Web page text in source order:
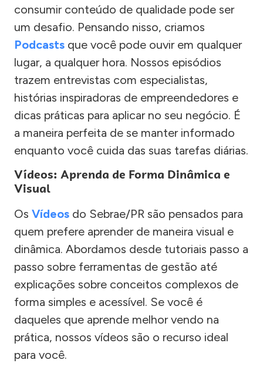
consumir conteúdo de qualidade pode ser
um desafio. Pensando nisso, criamos
Podcasts que você pode ouvir em qualquer
lugar, a qualquer hora. Nossos episódios
trazem entrevistas com especialistas,
histórias inspiradoras de empreendedores e
dicas práticas para aplicar no seu negócio. É
a maneira perfeita de se manter informado
enquanto você cuida das suas tarefas diárias.
Vídeos: Aprenda de Forma Dinâmica e
Visual
Os Vídeos do Sebrae/PR são pensados para
quem prefere aprender de maneira visual e
dinâmica. Abordamos desde tutoriais passo a
passo sobre ferramentas de gestão até
explicações sobre conceitos complexos de
forma simples e acessível. Se você é
daqueles que aprende melhor vendo na
prática, nossos vídeos são o recurso ideal
para você.